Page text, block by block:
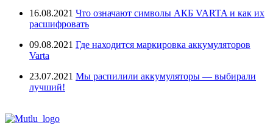
16.08.2021 Что означают символы АКБ VARTA и как их
расшифровать
09.08.2021 Где находится маркировка аккумуляторов
Varta
23.07.2021 Мы распилили аккумуляторы — выбирали
лучший!